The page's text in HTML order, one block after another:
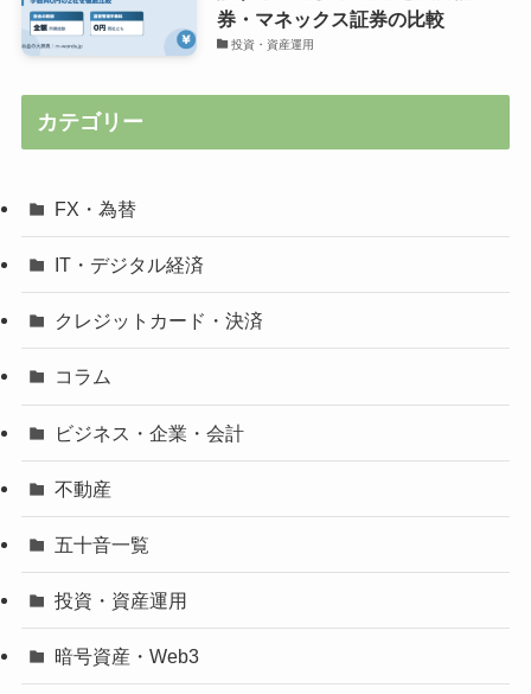
券・マネックス証券の比較
投資・資産運用
カテゴリー
FX・為替
IT・デジタル経済
クレジットカード・決済
コラム
ビジネス・企業・会計
不動産
五十音一覧
投資・資産運用
暗号資産・Web3